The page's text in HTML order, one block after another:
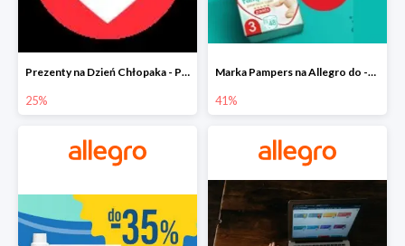
Prezenty na Dzień Chłopaka - Produkty SOXO do -25%
25%
Marka Pampers na Allegro do -41%
41%